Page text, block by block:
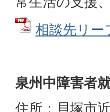
相談先リ
泉州中障害者
住所：貝塚市